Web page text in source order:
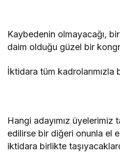
Kaybedenin olmayacağı,
daim olduğu güzel bir
İktidara tüm kadrolarımızla
Hangi adayımız üyelerimiz
edilirse bir diğeri onunla el
iktidara birlikte